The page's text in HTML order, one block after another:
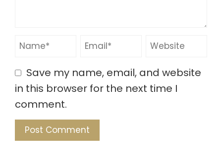
Save my name, email, and website
in this browser for the next time I
comment.